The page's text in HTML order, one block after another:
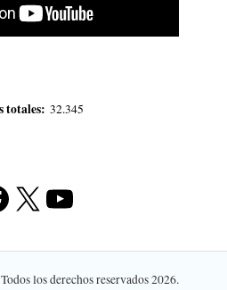
totales: 32.345
X YouTube
los derechos reservados 2026.